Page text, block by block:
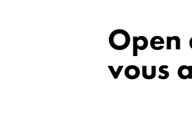
Open
vous